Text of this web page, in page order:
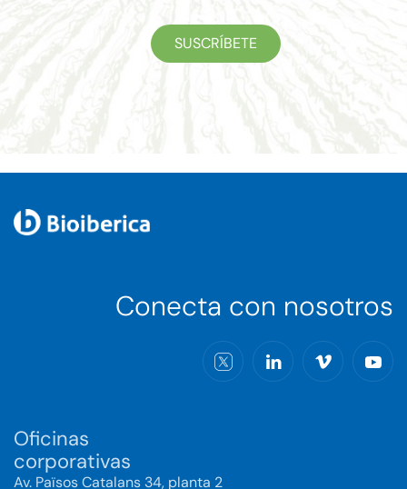
SUSCRÍBETE
Conecta con nosotros
Oficinas
corporativas
Av. Països Catalans 34, planta 2